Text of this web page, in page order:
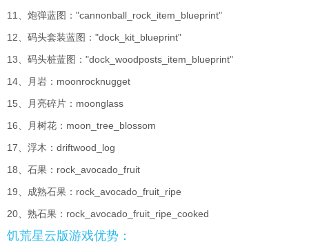
11、炮弹蓝图："cannonball_rock_item_blueprint"
12、码头套装蓝图："dock_kit_blueprint"
13、码头桩蓝图："dock_woodposts_item_blueprint"
14、月岩：moonrocknugget
15、月亮碎片：moonglass
16、月树花：moon_tree_blossom
17、浮木：driftwood_log
18、石果：rock_avocado_fruit
19、成熟石果：rock_avocado_fruit_ripe
20、熟石果：rock_avocado_fruit_ripe_cooked
饥荒星云版游戏优势：